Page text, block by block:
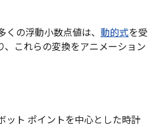
の浮動小数点値は、 動的式を受
、これらの変換をアニメーション
ット ポイントを中心とした時計